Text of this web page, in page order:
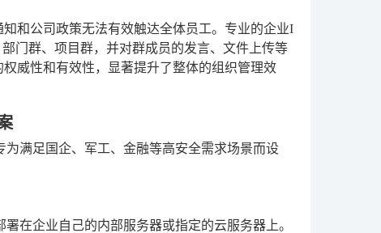
和公司政策无法有效触达全体员工。专业的企业I
门群、项目群，并对群成员的发言、文件上传等
威性和有效性，显著提升了整体的组织管理效
满足国企、军工、金融等高安全需求场景而设
在企业自己的内部服务器或指定的云服务器上。